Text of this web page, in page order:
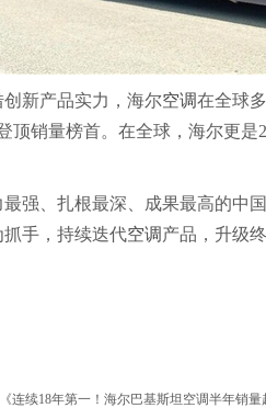
新产品实力，海尔空调在全球
顶销量榜首。在全球，海尔更
强、扎根最深、成果最高的中国
手，持续迭代空调产品，升级
连续18年第一！海尔巴基斯坦空调半年销